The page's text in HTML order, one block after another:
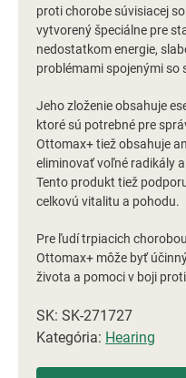
proti chorobe súvisiacej
vytvorený špeciálne pre
nedostatkom energie,
problémami spojenými
Jeho zloženie obsahuje
ktoré sú potrebné pre
Ottomax+ tiež obsahuje
eliminovať voľné radikály
Tento produkt tiež
celkovú vitalitu a pohodu.
Pre ľudí trpiacich
Ottomax+ môže byť
života a pomoci v boji
SK: SK-271727
Kategória: Hearing